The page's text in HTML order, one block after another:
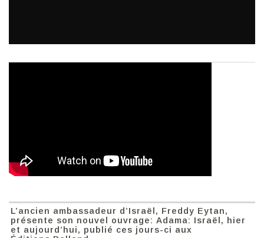
L’ancien ambassadeur d’Israël, Freddy Eytan,
présente son nouvel ouvrage: Adama: Israël, hier
et aujourd’hui, publié ces jours-ci aux